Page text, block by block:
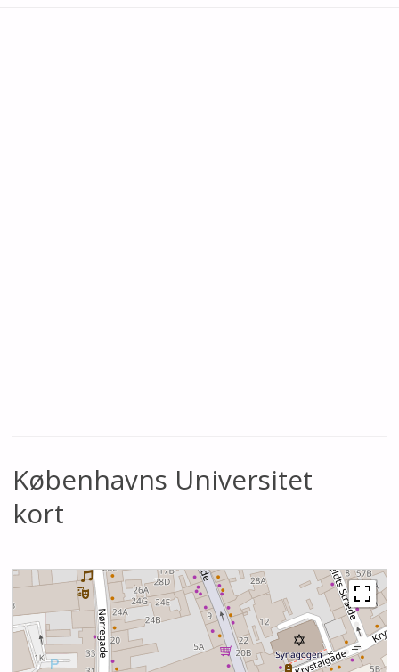
Københavns Universitet
kort